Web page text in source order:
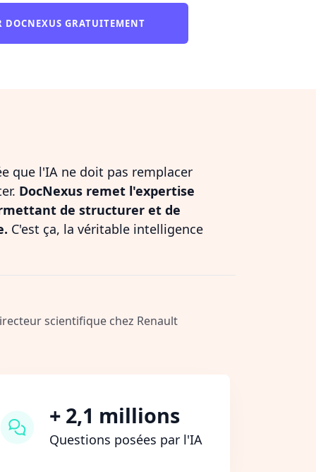
DOCNEXUS GRATUITEMENT
que l'IA ne doit pas remplacer
DocNexus remet l'expertise
de structurer et de
C'est ça, la véritable intelligence
scientifique chez Renault
+ 2,1 millions
Questions posées par l'IA